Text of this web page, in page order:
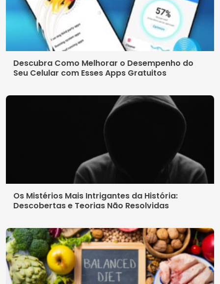
Descubra Como Melhorar o Desempenho do
Seu Celular com Esses Apps Gratuitos
Os Mistérios Mais Intrigantes da História:
Descobertas e Teorias Não Resolvidas